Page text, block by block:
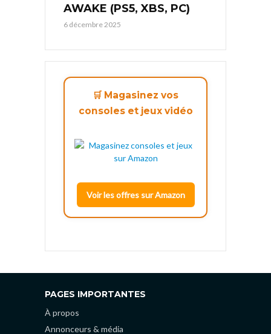
AWAKE (PS5, XBS, PC)
6 décembre 2025
🛒 Magasinez vos
consoles et jeux vidéo
Voir les offres sur Amazon
PAGES IMPORTANTES
À propos
Annonceurs & média